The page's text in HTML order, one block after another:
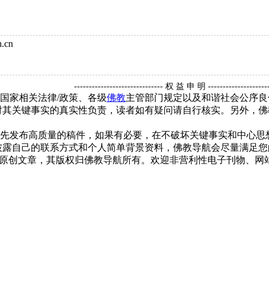
------------------------------ 权 益 申 明
家相关法律/政策、各级佛教主管部门规定以及和谐社会公序
关键事实的真实性负责，读者如有疑问请自行核实。另外，
发布高质量的稿件，如果有必要，在不破坏关键事实和中心
自己的联系方式和个人简单背景资料，佛教导航会尽量满足您
创文章，其版权归佛教导航所有。欢迎非营利性电子刊物、网